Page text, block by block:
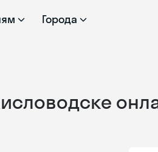
Города